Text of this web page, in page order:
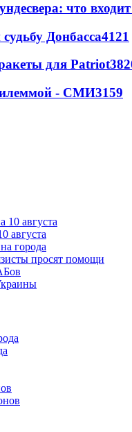
что
Донбасса4121
для Patriot
- СМИ3159
августа
города
просят помощи